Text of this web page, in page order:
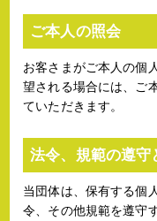
ご本人の照会
お客さまがご本人の個
望される場合には、ご
ていただきます。
法令、規範の遵守
当団体は、保有する個
令、その他規範を遵守